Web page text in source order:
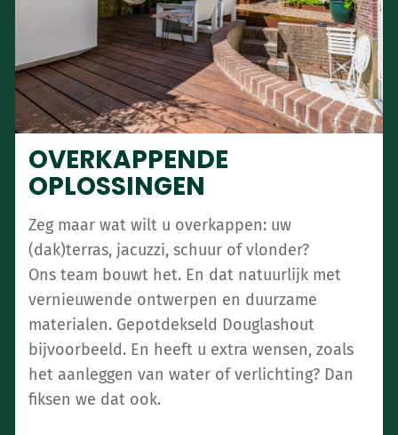
OVERKAPPENDE
OPLOSSINGEN
Zeg maar wat wilt u overkappen: uw
(dak)terras, jacuzzi, schuur of vlonder?
Ons team bouwt het. En dat natuurlijk met
vernieuwende ontwerpen en duurzame
materialen. Gepotdekseld Douglashout
bijvoorbeeld. En heeft u extra wensen, zoals
het aanleggen van water of verlichting? Dan
fiksen we dat ook.